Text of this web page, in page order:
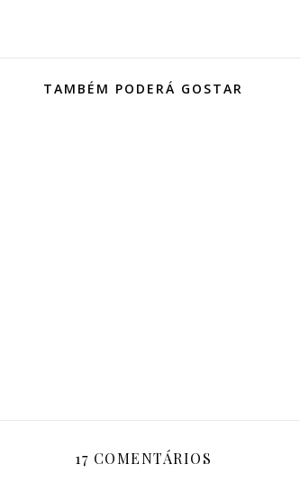
TAMBÉM PODERÁ GOSTAR
17 COMENTÁRIOS